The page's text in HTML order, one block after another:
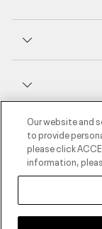
Our website and
to provide
please click
information,